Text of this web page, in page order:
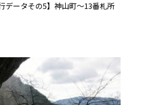
データその5】神山町〜13番札所